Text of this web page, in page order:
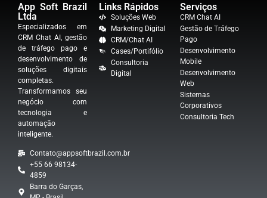
App Soft Brazil
Ltda
Especializados em
CRM Chat AI, gestão
de tráfego pago e
desenvolvimento de
soluções digitais
completas.
Transformamos seu
negócio com
tecnologia e
automação
inteligente.
Contato@appsoftbrazil.com.br
+55 66 98134-
4859
Barra do Garças,
Links Rápidos
Soluções Web
Marketing Digital
CRM/Chat AI
Cases/Portifólio
Consultoria
Digital
Serviços
CRM Chat AI
Gestão de Tráfego
Pago
Desenvolvimento
Mobile
Desenvolvimento
Web
Sistemas
Corporativos
Consultoria Tech